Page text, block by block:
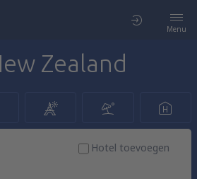
Menu
Zealand
Hotel toevoegen